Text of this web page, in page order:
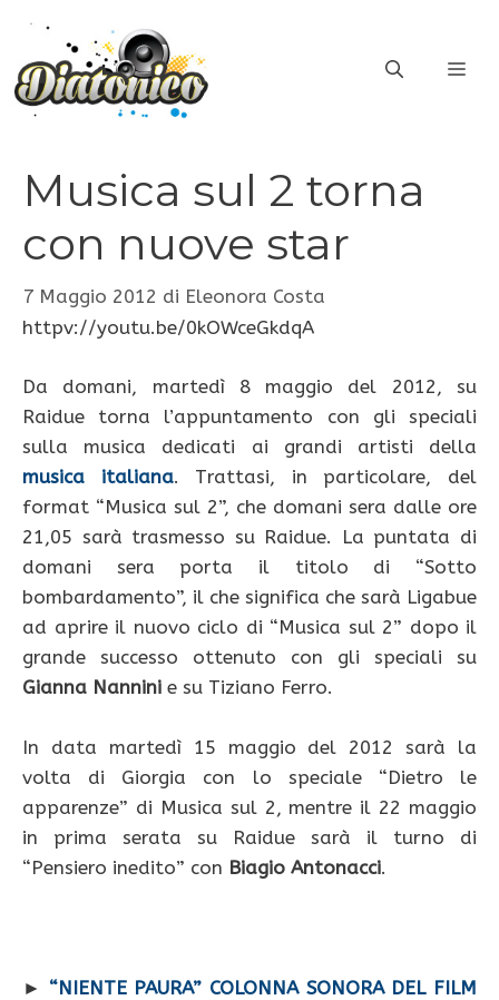
contenuto
Musica sul 2 torna
con nuove star
7 Maggio 2012 di Eleonora Costa
httpv://youtu.be/0kOWceGkdqA
Da domani, martedì 8 maggio del 2012, su
Raidue torna l’appuntamento con gli speciali
sulla musica dedicati ai grandi artisti della
musica italiana. Trattasi, in particolare, del
format “Musica sul 2”, che domani sera dalle ore
21,05 sarà trasmesso su Raidue. La puntata di
domani sera porta il titolo di “Sotto
bombardamento”, il che significa che sarà Ligabue
ad aprire il nuovo ciclo di “Musica sul 2” dopo il
grande successo ottenuto con gli speciali su
Gianna Nannini e su Tiziano Ferro.
In data martedì 15 maggio del 2012 sarà la
volta di Giorgia con lo speciale “Dietro le
apparenze” di Musica sul 2, mentre il 22 maggio
in prima serata su Raidue sarà il turno di
“Pensiero inedito” con Biagio Antonacci.
► “NIENTE PAURA” COLONNA SONORA DEL FILM